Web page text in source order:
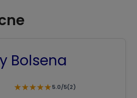
Bolsena
★★★★★5.0/5(2)